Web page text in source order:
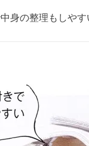
身の整理もしやす